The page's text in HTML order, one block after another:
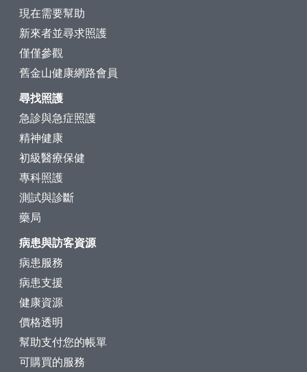
現在需要幫助
新來者並尋求照護
僅僅參觀
舊金山健康網路會員
尋找照護
急診與急症照護
精神健康
初級醫療保健
專科照護
測試與診斷
藥局
病患與訪客資源
病患服務
病患支援
健康資源
價格透明
幫助支付您的帳單
可購買的服務